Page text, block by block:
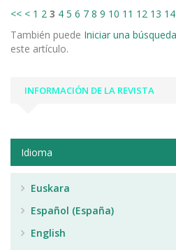
<< < 1 2 3 4 5 6 7 8 9 10 11 12 13 14
También puede Iniciar una
este artículo.
INFORMACIÓN DE LA REVISTA
Idioma
Euskara
Español (España)
English